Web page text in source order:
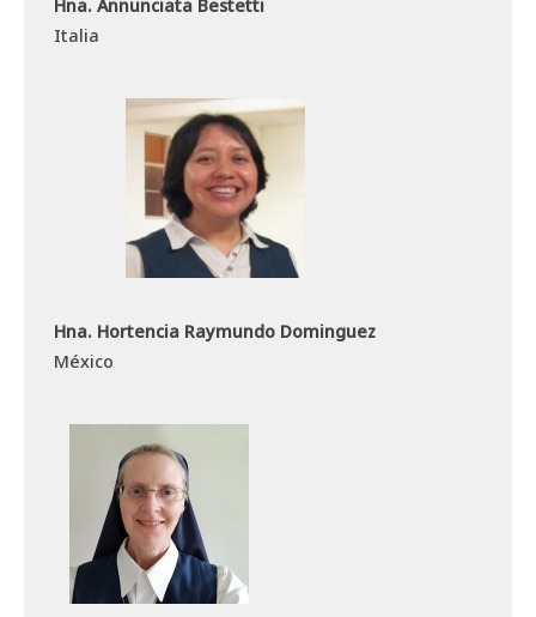
Hna. Annunciata Bestetti
Italia
Hna. Hortencia Raymundo Dominguez
México